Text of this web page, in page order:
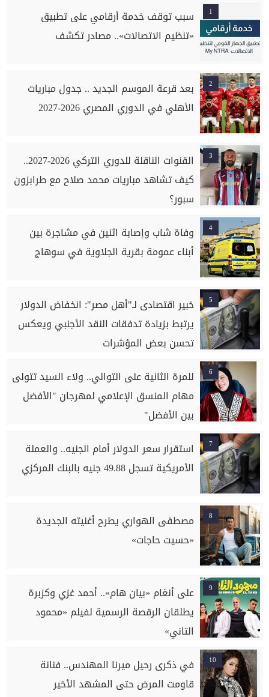
1
سبب توقف خدمة أرقامي على تطبيق
«تنظيم الاتصالات».. مصادر تكشف
2
بعد قرعة الموسم الجديد .. جدول مباريات
الأهلي في الدوري المصري 2026-2027
3
القنوات الناقلة للدوري التركي 2026-2027..
كيف تشاهد مباريات محمد صلاح مع طرابزون
سبور؟
4
وفاة شاب وإصابة اثنين في مشاجرة بين
أبناء عمومة بقرية الجلاوية في سوهاج
5
خبير اقتصادى لـ"أهل مصر": انخفاض الدولار
يرتبط بزيادة تدفقات النقد الأجنبي ويعكس
تحسن بعض المؤشرات
6
للمرة الثانية على التوالي.. ولاء السيد تتولى
مهام المنسق الإعلامي لمهرجان "الأفضل
بين الأفضل"
7
استقرار سعر الدولار أمام الجنيه.. والعملة
الأمريكية تسجل 49.88 جنيه بالبنك المركزي
8
مصطفى الهواري يطرح أغنيته الجديدة
«حسيت حاجات»
9
على أنغام «بيان هام».. أحمد غزي وكزبرة
يطلقان الرقصة الرسمية لفيلم «محمود
التاني»
10
في ذكرى رحيل ميرنا المهندس.. فنانة
قاومت المرض حتى المشهد الأخير